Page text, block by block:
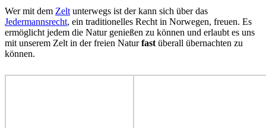
Wer mit dem Zelt unterwegs ist der kann sich über das
Jedermannsrecht, ein traditionelles Recht in Norwegen, freuen. Es
ermöglicht jedem die Natur genießen zu können und erlaubt es uns
mit unserem Zelt in der freien Naturfast überall übernachten zu
können.